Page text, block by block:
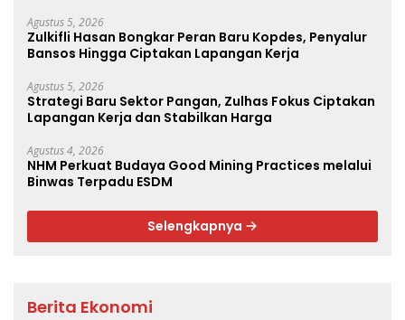
Agustus 5, 2026
Zulkifli Hasan Bongkar Peran Baru Kopdes, Penyalur
Bansos Hingga Ciptakan Lapangan Kerja
Agustus 5, 2026
Strategi Baru Sektor Pangan, Zulhas Fokus Ciptakan
Lapangan Kerja dan Stabilkan Harga
Agustus 4, 2026
NHM Perkuat Budaya Good Mining Practices melalui
Binwas Terpadu ESDM
Selengkapnya
Berita Ekonomi